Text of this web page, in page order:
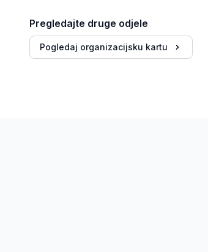
Pregledajte druge odjele
Pogledaj organizacijsku kartu